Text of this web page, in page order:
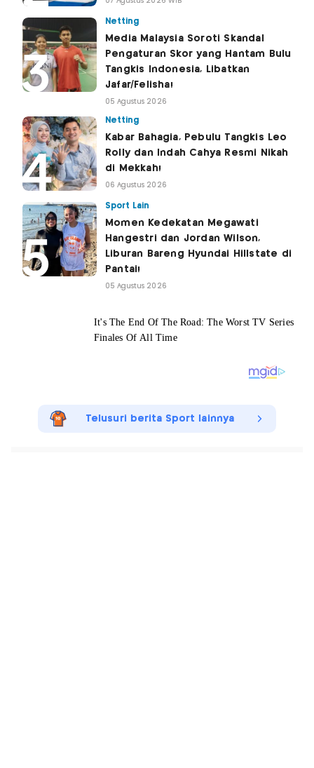
Netting
Media Malaysia Soroti Skandal
Pengaturan Skor yang Hantam Bulu
Tangkis Indonesia, Libatkan
Jafar/Felisha!
05 Agustus 2026
Netting
Kabar Bahagia, Pebulu Tangkis Leo
Rolly dan Indah Cahya Resmi Nikah
di Mekkah!
06 Agustus 2026
Sport Lain
Momen Kedekatan Megawati
Hangestri dan Jordan Wilson,
Liburan Bareng Hyundai Hillstate di
Pantai!
05 Agustus 2026
Telusuri berita Sport lainnya